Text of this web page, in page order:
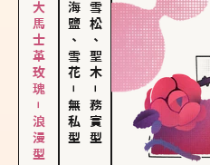
大馬士革玫瑰－浪漫型 海鹽、雪花
－
無私型
雪松、聖木
－
務實型